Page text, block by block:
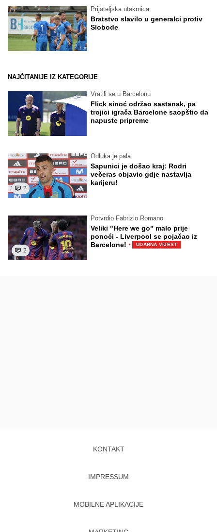
Prijateljska utakmica
Bratstvo slavilo u generalci protiv
Slobode
NAJČITANIJE IZ KATEGORIJE
Vratili se u Barcelonu
Flick sinoć održao sastanak, pa
trojici igrača Barcelone saopštio da
napuste pripreme
2
Odluka je pala
Sapunici je došao kraj: Rodri
večeras objavio gdje nastavlja
karijeru!
2
Potvrdio Fabrizio Romano
Veliki "Here we go" malo prije
ponoći - Liverpool se pojačao iz
Barcelone! · UDARNA VIJEST
KONTAKT
IMPRESSUM
MOBILNE APLIKACIJE